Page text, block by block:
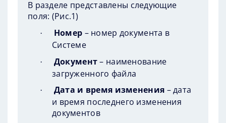
В разделе представлены следующие
поля: (Рис.1)
· Номер – номер документа в
Системе
· Документ – наименование
загруженного файла
· Дата и время изменения – дата
и время последнего изменения
документов